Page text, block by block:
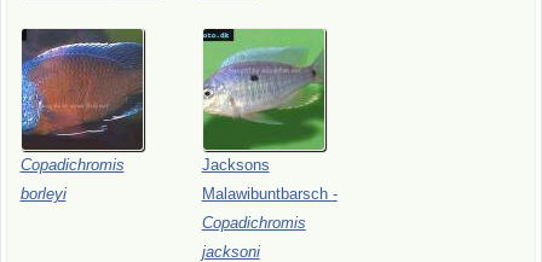
Copadichromis
borleyi
Jacksons
Malawibuntbarsch -
Copadichromis
jacksoni